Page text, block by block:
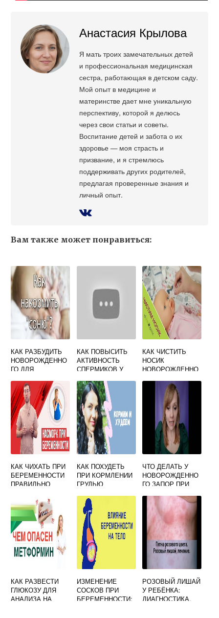
Анастасия Крылова
Я мать троих замечательных детей
и профессиональная медицинская
сестра, работающая в детском саду.
Мой опыт в медицине и
материнстве дает мне уникальную
перспективу, которой я делюсь
через свои статьи и советы.
Воспитание детей и забота о их
здоровье — моя страсть и
призвание, и я стремлюсь
поддерживать других родителей,
предлагая проверенные знания и
личный опыт.
Вам также может понравиться:
КАК РАЗБУДИТЬ
НОВОРОЖДЕННО
ГО ДЛЯ
РОДДОМЕ ФОРУМ
КАК ПОВЫСИТЬ
АКТИВНОСТЬ
СПЕРМИКОВ У
ЗАБЕРЕМЕНЕТЬ
ФОРУМ
КАК ЧИСТИТЬ
НОСИК
НОВОРОЖДЕННО
ДЕЛАТЬ, МЕТОД
ЧИСТКИ
КАК ЧИХАТЬ ПРИ
БЕРЕМЕННОСТИ
ПРАВИЛЬНО
КАК ПОХУДЕТЬ
ПРИ КОРМЛЕНИИ
ГРУДЬЮ
ЧТО ДЕЛАТЬ У
НОВОРОЖДЕННО
ГО ЗАПОР ПРИ
ВСКАРМЛИВАНИИ
КАК РАЗВЕСТИ
ГЛЮКОЗУ ДЛЯ
АНАЛИЗА НА
ИЗМЕНЕНИЕ
СОСКОВ ПРИ
БЕРЕМЕННОСТИ:
РОЗОВЫЙ ЛИШАЙ
У РЕБЁНКА:
ДИАГНОСТИКА,